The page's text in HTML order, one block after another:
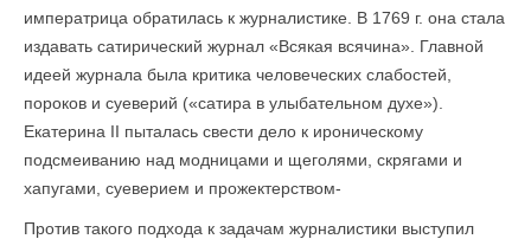
императрица обратилась к журналистике. В 1769 г. она стала
издавать сатирический журнал «Всякая всячина». Главной
идеей журнала была критика человеческих слабостей,
пороков и суеверий («сатира в улыбательном духе»).
Екатерина II пыталась свести дело к ироническому
подсмеиванию над модницами и щеголями, скрягами и
хапугами, суеверием и прожектерством-
Против такого подхода к задачам журналистики выступил